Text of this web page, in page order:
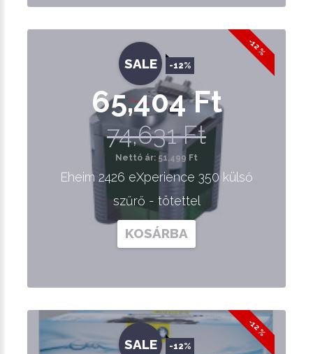
-12 %
SALE -12%
65,404 Ft
74,631 Ft
Nettó ár: 51,499 Ft
Eheim 2426 eXperience 350 külső
szűrő - tötettel
KOSÁRBA
-12 %
SALE -12%